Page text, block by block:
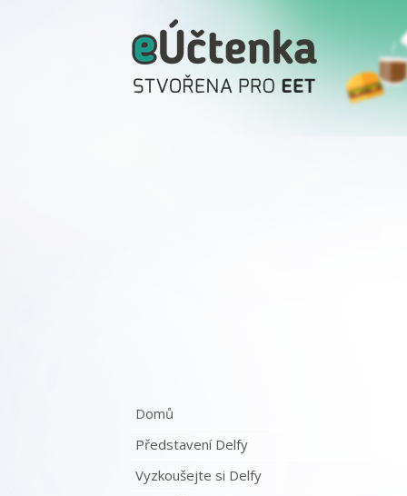
Domů
Představení Delfy
Vyzkoušejte si Delfy